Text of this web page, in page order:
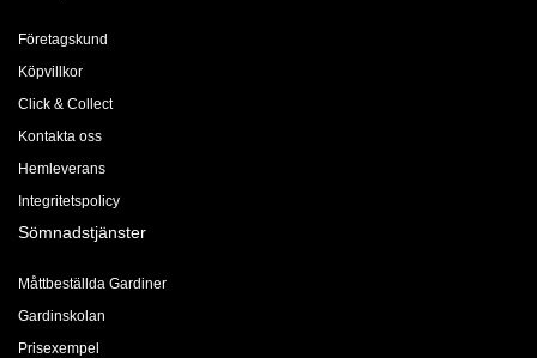
Företagskund
Köpvillkor
Click & Collect
Kontakta oss
Hemleverans
Integritetspolicy
Sömnadstjänster
Måttbeställda Gardiner
Gardinskolan
Prisexempel